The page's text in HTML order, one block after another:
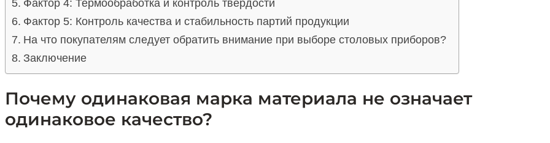
Фактор 4: Термообработка и контроль твердости
Фактор 5: Контроль качества и стабильность партий продукции
На что покупателям следует обратить внимание при выборе столовых приборов?
Заключение
Почему одинаковая марка материала не означает
одинаковое качество?